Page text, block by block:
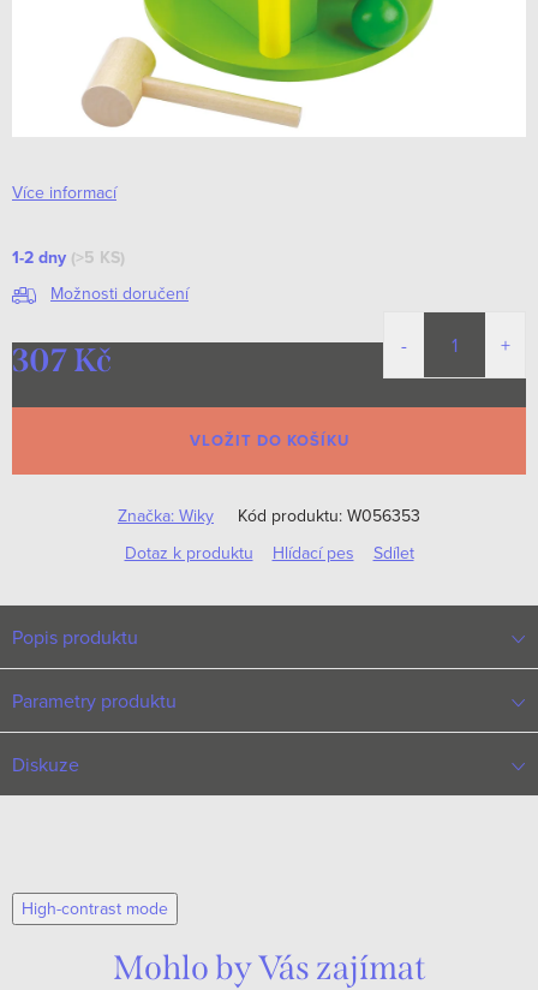
Více informací
1-2 dny (>5 KS)
Možnosti doručení
307 Kč
cena:
VLOŽIT DO KOŠÍKU
Značka: Wiky Kód produktu: W056353
Dotaz k produktu
Hlídací pes Sdílet
Popis produktu
Parametry produktu
Diskuze
High-contrast mode
Mohlo by Vás zajímat